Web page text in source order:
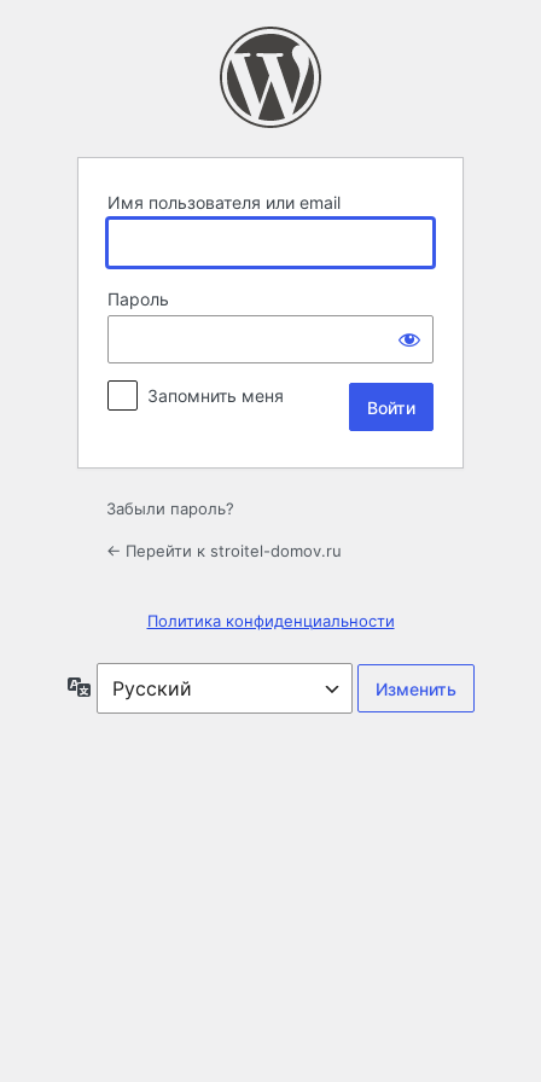
Имя пользователя или email
Пароль
Запомнить меня
Забыли пароль?
← Перейти к stroitel-domov.ru
Политика конфиденциальности
Язык